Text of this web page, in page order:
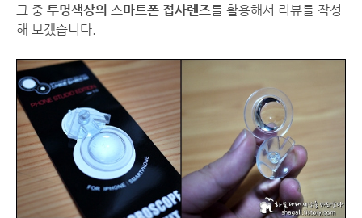
그 중 투명색상의 스마트폰 접사렌즈를 활용해서 리뷰를 작성
해 보겠습니다.